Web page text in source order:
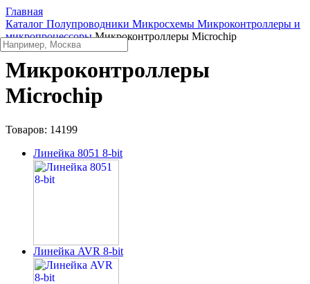
Главная
Каталог Полупроводники Микросхемы Микроконтроллеры и
микропроцессоры Микроконтроллеры Microchip
Микроконтроллеры
Microchip
Товаров: 14199
Линейка 8051 8-bit
Линейка AVR 8-bit